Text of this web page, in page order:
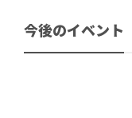
今後のイベント